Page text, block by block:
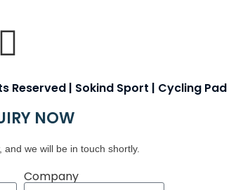
Reserved | Sokind Sport | Cycling Pad
NOW
and we will be in touch shortly.
Company